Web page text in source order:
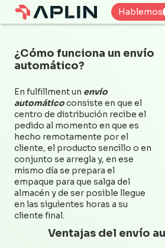
Hablemos
Hablemos
¿Cómo funciona un envío
automático?
En fulfillment un envío
automáticoconsiste en que el
centro de distribución recibe el
pedido al momento en que es
hecho remotamente por el
cliente, el producto sencillo o en
conjunto se arregla y, en ese
mismo día se prepara el
empaque para que salga del
almacén y de ser posible llegue
en las siguientes horas a su
cliente final.
Ventajas del envío